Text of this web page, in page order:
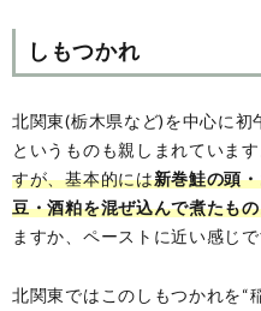
しもつかれ
北関東(栃木県など)を中心に初
というものも親しまれています
すが、基本的には新巻鮭の頭
豆・酒粕を混ぜ込んで煮たも
ますか、ペーストに近い感じで
北関東ではこのしもつかれを“